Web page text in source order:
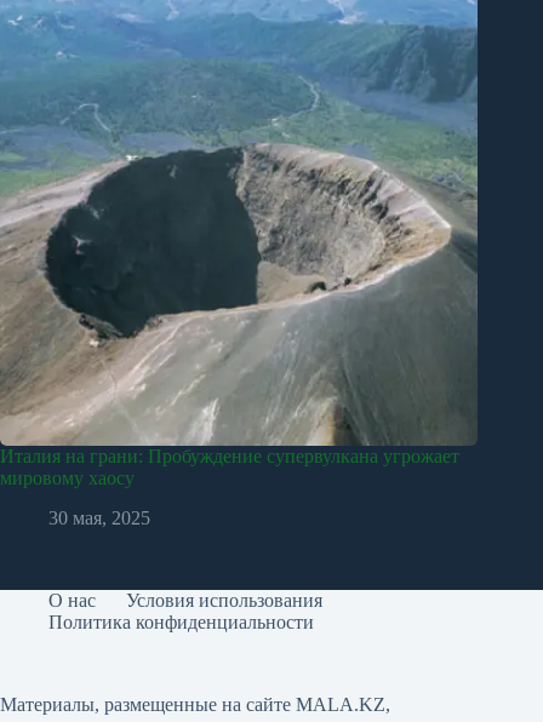
Италия на грани: Пробуждение супервулкана угрожает
мировому хаосу
30 мая, 2025
О нас
Условия использования
Политика конфиденциальности
Материалы, размещенные на сайте MALA.KZ,